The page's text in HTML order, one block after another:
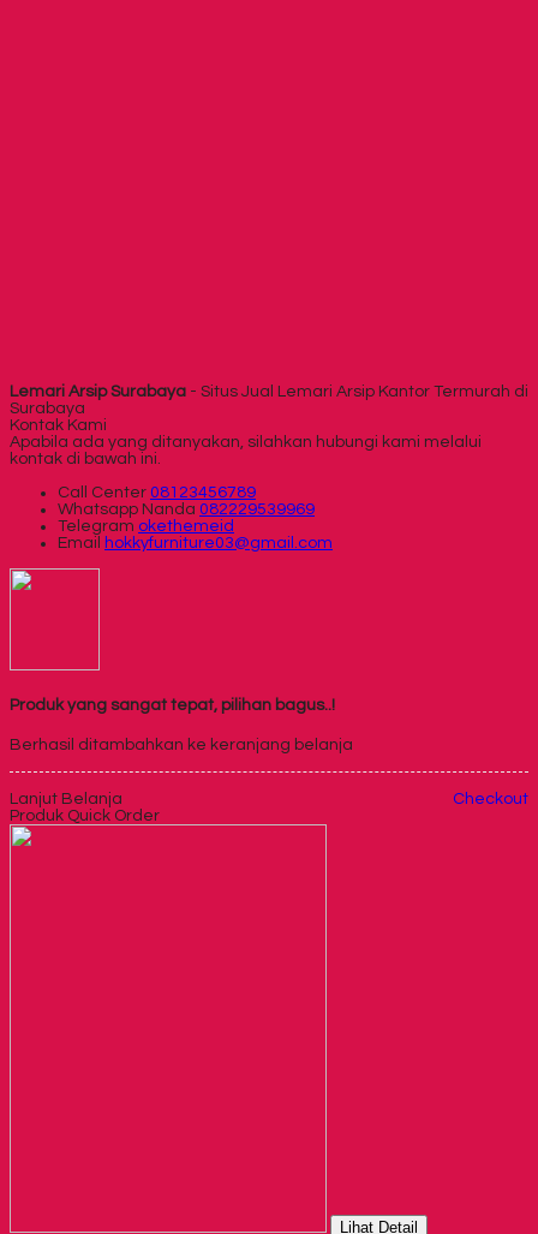
Lemari Arsip Surabaya - Situs Jual Lemari Arsip Kantor Termurah di
Surabaya
Kontak Kami
Apabila ada yang ditanyakan, silahkan hubungi kami melalui
kontak di bawah ini.
Call Center 08123456789
Whatsapp Nanda 082229539969
Telegram okethemeid
Email
hokkyfurniture03@gmail.com
Produk yang sangat tepat, pilihan bagus..!
Berhasil ditambahkan ke keranjang belanja
Lanjut Belanja
Checkout
Produk Quick Order
Lihat Detail